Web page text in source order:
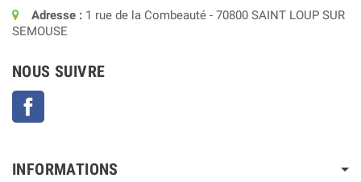
Adresse : 1 rue de la Combeauté - 70800 SAINT LOUP SUR
SEMOUSE
NOUS SUIVRE
INFORMATIONS